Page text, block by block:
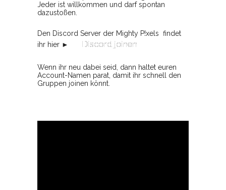
Jeder ist willkommen und darf spontan
dazustoßen.
Den Discord Server der Mighty P!xels findet
ihr hier ►
Discord joinen
Wenn ihr neu dabei seid, dann haltet euren
Account-Namen parat, damit ihr schnell den
Gruppen joinen könnt.